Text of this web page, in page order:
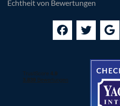
Echtheit von Bewertungen